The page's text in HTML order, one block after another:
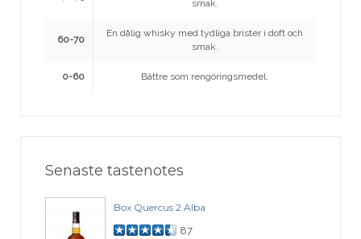
smak.
60-70
En dålig whisky med tydliga brister i doft och
smak.
0-60 Bättre som rengöringsmedel.
Senaste tastenotes
Box Quercus 2 Alba
87